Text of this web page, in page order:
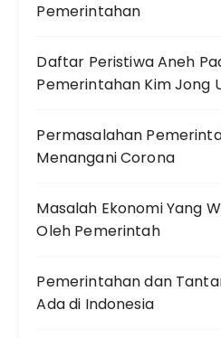
Pemerintahan
Daftar Peristiwa Aneh
Pemerintahan Kim Jong
Permasalahan
Menangani Corona
Masalah Ekonomi Yang
Oleh Pemerintah
Pemerintahan dan
Ada di Indonesia